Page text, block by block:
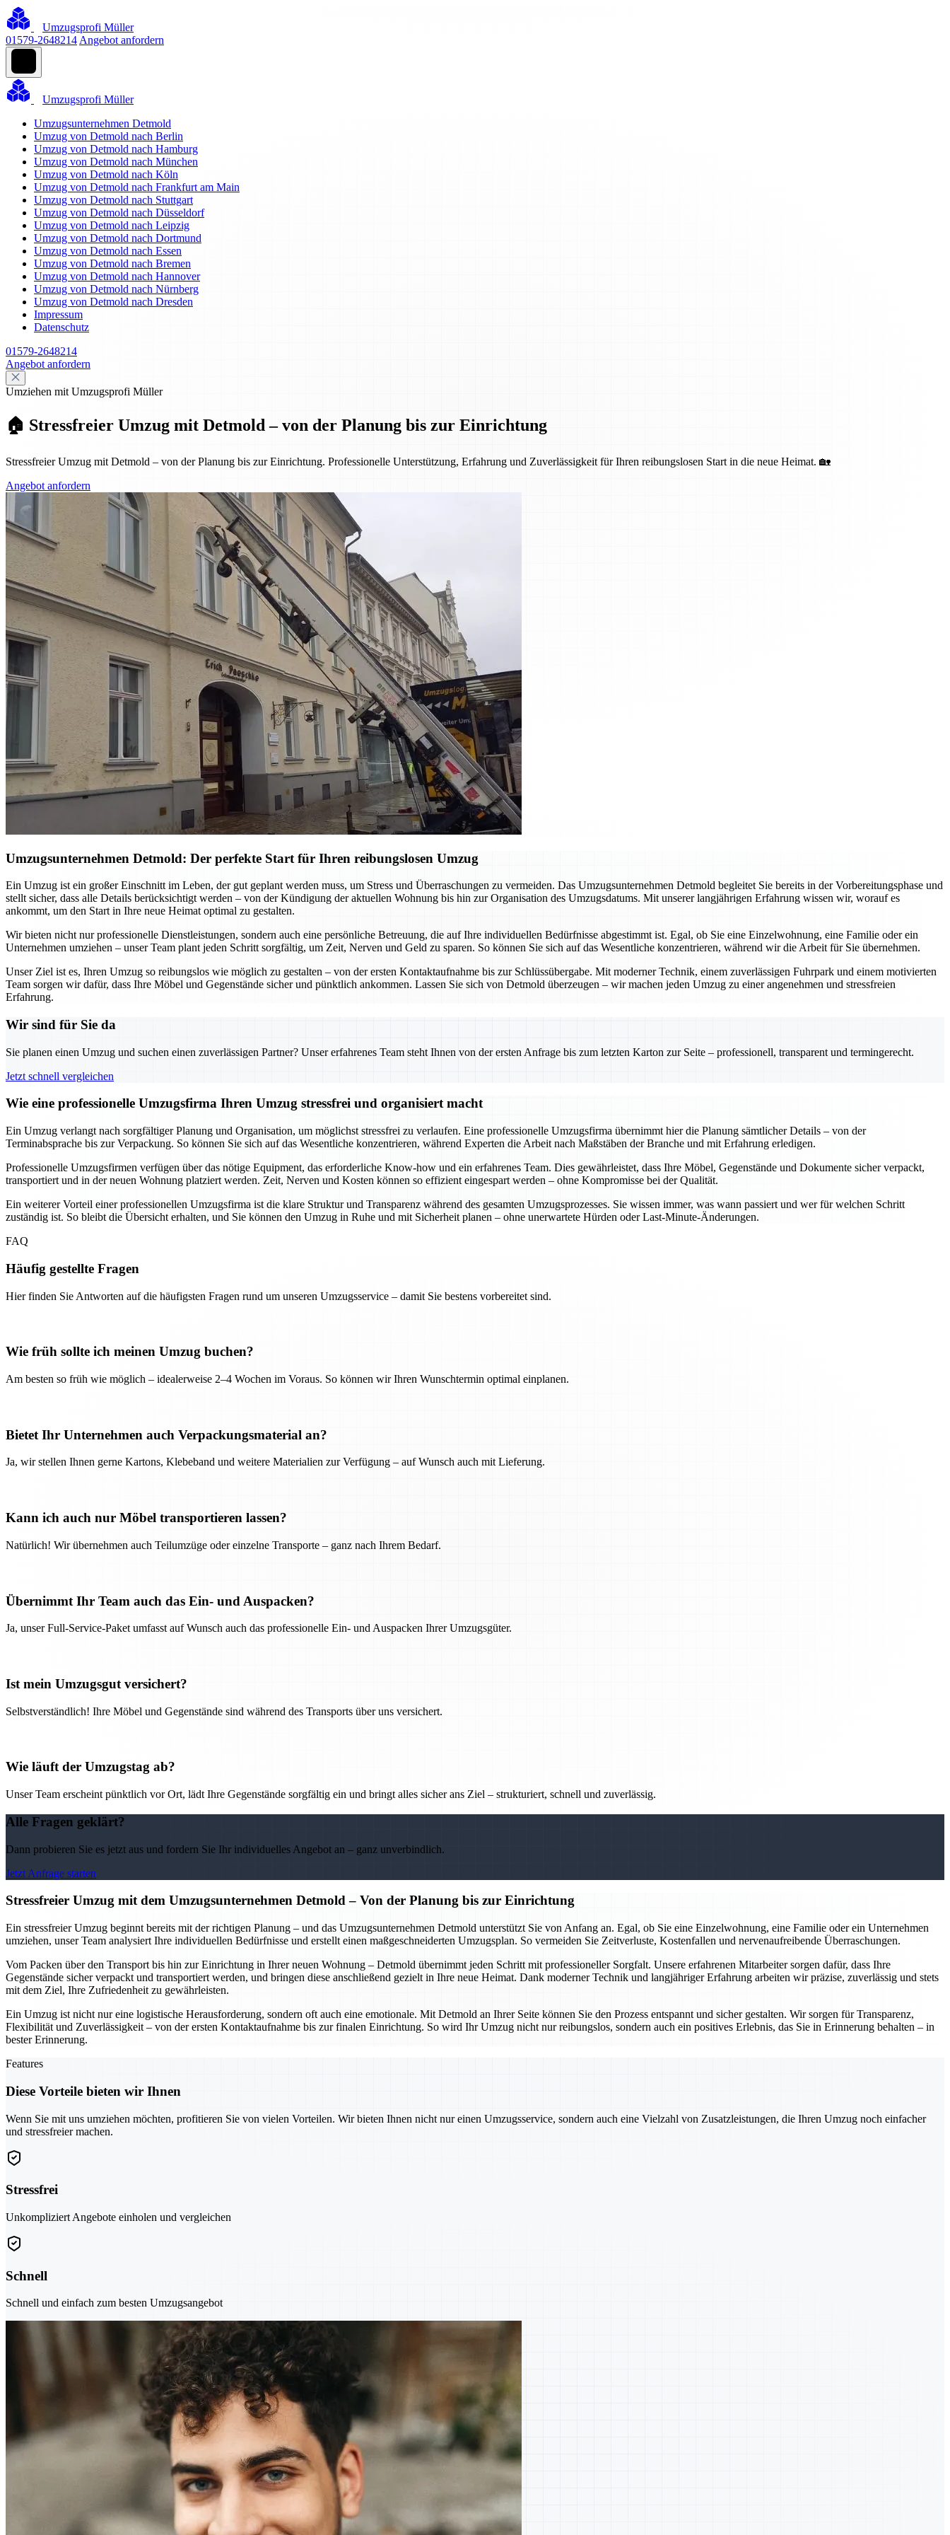
Umzugsprofi Müller
01579-2648214 Angebot anfordern
Umzugsprofi Müller
Umzugsunternehmen Detmold
Umzug von Detmold nach Berlin
Umzug von Detmold nach Hamburg
Umzug von Detmold nach München
Umzug von Detmold nach Köln
Umzug von Detmold nach Frankfurt am Main
Umzug von Detmold nach Stuttgart
Umzug von Detmold nach Düsseldorf
Umzug von Detmold nach Leipzig
Umzug von Detmold nach Dortmund
Umzug von Detmold nach Essen
Umzug von Detmold nach Bremen
Umzug von Detmold nach Hannover
Umzug von Detmold nach Nürnberg
Umzug von Detmold nach Dresden
Impressum
Datenschutz
01579-2648214
Angebot anfordern
Umziehen mit Umzugsprofi Müller
🏠 Stressfreier Umzug mit Detmold – von der Planung bis zur Einrichtung
Stressfreier Umzug mit Detmold – von der Planung bis zur Einrichtung. Professionelle Unterstützung, Erfahrung und Zuverlässigkeit für Ihren reibungslosen Start in die neue Heimat. 🏡
Angebot anfordern
Umzugsunternehmen Detmold: Der perfekte Start für Ihren reibungslosen Umzug
Ein Umzug ist ein großer Einschnitt im Leben, der gut geplant werden muss, um Stress und Überraschungen zu vermeiden. Das Umzugsunternehmen Detmold begleitet Sie bereits in der Vorbereitungsphase und
stellt sicher, dass alle Details berücksichtigt werden – von der Kündigung der aktuellen Wohnung bis hin zur Organisation des Umzugsdatums. Mit unserer langjährigen Erfahrung wissen wir, worauf es
ankommt, um den Start in Ihre neue Heimat optimal zu gestalten.
Wir bieten nicht nur professionelle Dienstleistungen, sondern auch eine persönliche Betreuung, die auf Ihre individuellen Bedürfnisse abgestimmt ist. Egal, ob Sie eine Einzelwohnung, eine Familie oder ein
Unternehmen umziehen – unser Team plant jeden Schritt sorgfältig, um Zeit, Nerven und Geld zu sparen. So können Sie sich auf das Wesentliche konzentrieren, während wir die Arbeit für Sie übernehmen.
Unser Ziel ist es, Ihren Umzug so reibungslos wie möglich zu gestalten – von der ersten Kontaktaufnahme bis zur Schlüssübergabe. Mit moderner Technik, einem zuverlässigen Fuhrpark und einem motivierten
Team sorgen wir dafür, dass Ihre Möbel und Gegenstände sicher und pünktlich ankommen. Lassen Sie sich von Detmold überzeugen – wir machen jeden Umzug zu einer angenehmen und stressfreien
Erfahrung.
Wir sind für Sie da
Sie planen einen Umzug und suchen einen zuverlässigen Partner? Unser erfahrenes Team steht Ihnen von der ersten Anfrage bis zum letzten Karton zur Seite – professionell, transparent und termingerecht.
Jetzt schnell vergleichen
Wie eine professionelle Umzugsfirma Ihren Umzug stressfrei und organisiert macht
Ein Umzug verlangt nach sorgfältiger Planung und Organisation, um möglichst stressfrei zu verlaufen. Eine professionelle Umzugsfirma übernimmt hier die Planung sämtlicher Details – von der
Terminabsprache bis zur Verpackung. So können Sie sich auf das Wesentliche konzentrieren, während Experten die Arbeit nach Maßstäben der Branche und mit Erfahrung erledigen.
Professionelle Umzugsfirmen verfügen über das nötige Equipment, das erforderliche Know-how und ein erfahrenes Team. Dies gewährleistet, dass Ihre Möbel, Gegenstände und Dokumente sicher verpackt,
transportiert und in der neuen Wohnung platziert werden. Zeit, Nerven und Kosten können so effizient eingespart werden – ohne Kompromisse bei der Qualität.
Ein weiterer Vorteil einer professionellen Umzugsfirma ist die klare Struktur und Transparenz während des gesamten Umzugsprozesses. Sie wissen immer, was wann passiert und wer für welchen Schritt
zuständig ist. So bleibt die Übersicht erhalten, und Sie können den Umzug in Ruhe und mit Sicherheit planen – ohne unerwartete Hürden oder Last-Minute-Änderungen.
FAQ
Häufig gestellte Fragen
Hier finden Sie Antworten auf die häufigsten Fragen rund um unseren Umzugsservice – damit Sie bestens vorbereitet sind.
Wie früh sollte ich meinen Umzug buchen?
Am besten so früh wie möglich – idealerweise 2–4 Wochen im Voraus. So können wir Ihren Wunschtermin optimal einplanen.
Bietet Ihr Unternehmen auch Verpackungsmaterial an?
Ja, wir stellen Ihnen gerne Kartons, Klebeband und weitere Materialien zur Verfügung – auf Wunsch auch mit Lieferung.
Kann ich auch nur Möbel transportieren lassen?
Natürlich! Wir übernehmen auch Teilumzüge oder einzelne Transporte – ganz nach Ihrem Bedarf.
Übernimmt Ihr Team auch das Ein- und Auspacken?
Ja, unser Full-Service-Paket umfasst auf Wunsch auch das professionelle Ein- und Auspacken Ihrer Umzugsgüter.
Ist mein Umzugsgut versichert?
Selbstverständlich! Ihre Möbel und Gegenstände sind während des Transports über uns versichert.
Wie läuft der Umzugstag ab?
Unser Team erscheint pünktlich vor Ort, lädt Ihre Gegenstände sorgfältig ein und bringt alles sicher ans Ziel – strukturiert, schnell und zuverlässig.
Alle Fragen geklärt?
Dann probieren Sie es jetzt aus und fordern Sie Ihr individuelles Angebot an – ganz unverbindlich.
Jetzt Anfrage starten
Stressfreier Umzug mit dem Umzugsunternehmen Detmold – Von der Planung bis zur Einrichtung
Ein stressfreier Umzug beginnt bereits mit der richtigen Planung – und das Umzugsunternehmen Detmold unterstützt Sie von Anfang an. Egal, ob Sie eine Einzelwohnung, eine Familie oder ein Unternehmen
umziehen, unser Team analysiert Ihre individuellen Bedürfnisse und erstellt einen maßgeschneiderten Umzugsplan. So vermeiden Sie Zeitverluste, Kostenfallen und nervenaufreibende Überraschungen.
Vom Packen über den Transport bis hin zur Einrichtung in Ihrer neuen Wohnung – Detmold übernimmt jeden Schritt mit professioneller Sorgfalt. Unsere erfahrenen Mitarbeiter sorgen dafür, dass Ihre
Gegenstände sicher verpackt und transportiert werden, und bringen diese anschließend gezielt in Ihre neue Heimat. Dank moderner Technik und langjähriger Erfahrung arbeiten wir präzise, zuverlässig und stets
mit dem Ziel, Ihre Zufriedenheit zu gewährleisten.
Ein Umzug ist nicht nur eine logistische Herausforderung, sondern oft auch eine emotionale. Mit Detmold an Ihrer Seite können Sie den Prozess entspannt und sicher gestalten. Wir sorgen für Transparenz,
Flexibilität und Zuverlässigkeit – von der ersten Kontaktaufnahme bis zur finalen Einrichtung. So wird Ihr Umzug nicht nur reibungslos, sondern auch ein positives Erlebnis, das Sie in Erinnerung behalten – in
bester Erinnerung.
Features
Diese Vorteile bieten wir Ihnen
Wenn Sie mit uns umziehen möchten, profitieren Sie von vielen Vorteilen. Wir bieten Ihnen nicht nur einen Umzugsservice, sondern auch eine Vielzahl von Zusatzleistungen, die Ihren Umzug noch einfacher
und stressfreier machen.
Stressfrei
Unkompliziert Angebote einholen und vergleichen
Schnell
Schnell und einfach zum besten Umzugsangebot